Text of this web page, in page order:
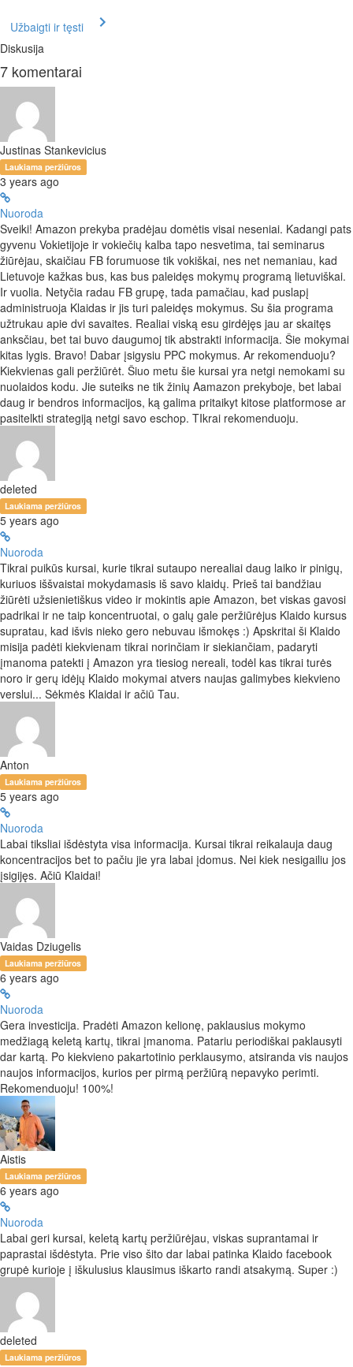
Užbaigti ir tęsti
Diskusija
7 komentarai
Justinas Stankevicius
Laukiama peržiūros
3 years ago
Nuoroda
Sveiki! Amazon prekyba pradėjau domėtis visai neseniai. Kadangi pats
gyvenu Vokietijoje ir vokiečių kalba tapo nesvetima, tai seminarus
žiūrėjau, skaičiau FB forumuose tik vokiškai, nes net nemaniau, kad
Lietuvoje kažkas bus, kas bus paleidęs mokymų programą lietuviškai.
Ir vuolia. Netyčia radau FB grupę, tada pamačiau, kad puslapį
administruoja Klaidas ir jis turi paleidęs mokymus. Su šia programa
užtrukau apie dvi savaites. Realiai viską esu girdėjęs jau ar skaitęs
anksčiau, bet tai buvo daugumoj tik abstrakti informacija. Šie mokymai
kitas lygis. Bravo! Dabar įsigysiu PPC mokymus. Ar rekomenduoju?
Kiekvienas gali peržiūrėt. Šiuo metu šie kursai yra netgi nemokami su
nuolaidos kodu. Jie suteiks ne tik žinių Aamazon prekyboje, bet labai
daug ir bendros informacijos, ką galima pritaikyt kitose platformose ar
pasitelkti strategiją netgi savo eschop. TIkrai rekomenduoju.
deleted
Laukiama peržiūros
5 years ago
Nuoroda
Tikrai puikūs kursai, kurie tikrai sutaupo nerealiai daug laiko ir pinigų,
kuriuos iššvaistai mokydamasis iš savo klaidų. Prieš tai bandžiau
žiūrėti užsienietiškus video ir mokintis apie Amazon, bet viskas gavosi
padrikai ir ne taip koncentruotai, o galų gale peržiūrėjus Klaido kursus
supratau, kad išvis nieko gero nebuvau išmokęs :) Apskritai ši Klaido
misija padėti kiekvienam tikrai norinčiam ir siekiančiam, padaryti
įmanoma patekti į Amazon yra tiesiog nereali, todėl kas tikrai turės
noro ir gerų idėjų Klaido mokymai atvers naujas galimybes kiekvieno
verslui... Sėkmės Klaidai ir ačiū Tau.
Anton
Laukiama peržiūros
5 years ago
Nuoroda
Labai tiksliai išdėstyta visa informacija. Kursai tikrai reikalauja daug
koncentracijos bet to pačiu jie yra labai įdomus. Nei kiek nesigailiu jos
įsigijęs. Ačiū Klaidai!
Vaidas Dziugelis
Laukiama peržiūros
6 years ago
Nuoroda
Gera investicija. Pradėti Amazon kelionę, paklausius mokymo
medžiagą keletą kartų, tikrai įmanoma. Patariu periodiškai paklausyti
dar kartą. Po kiekvieno pakartotinio perklausymo, atsiranda vis naujos
naujos informacijos, kurios per pirmą peržiūrą nepavyko perimti.
Rekomenduoju! 100%!
Aistis
Laukiama peržiūros
6 years ago
Nuoroda
Labai geri kursai, keletą kartų peržiūrėjau, viskas suprantamai ir
paprastai išdėstyta. Prie viso šito dar labai patinka Klaido facebook
grupė kurioje į iškulusius klausimus iškarto randi atsakymą. Super :)
deleted
Laukiama peržiūros